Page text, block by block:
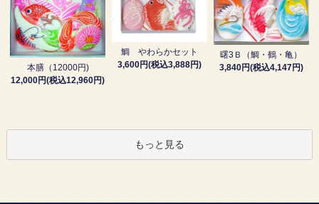
本膳（12000円)
12,000円(税込12,960円)
鯛 やわらかセット
3,600円(税込3,888円)
曙3Ｂ（鯛・鶴・亀）
3,840円(税込4,147円)
もっと見る